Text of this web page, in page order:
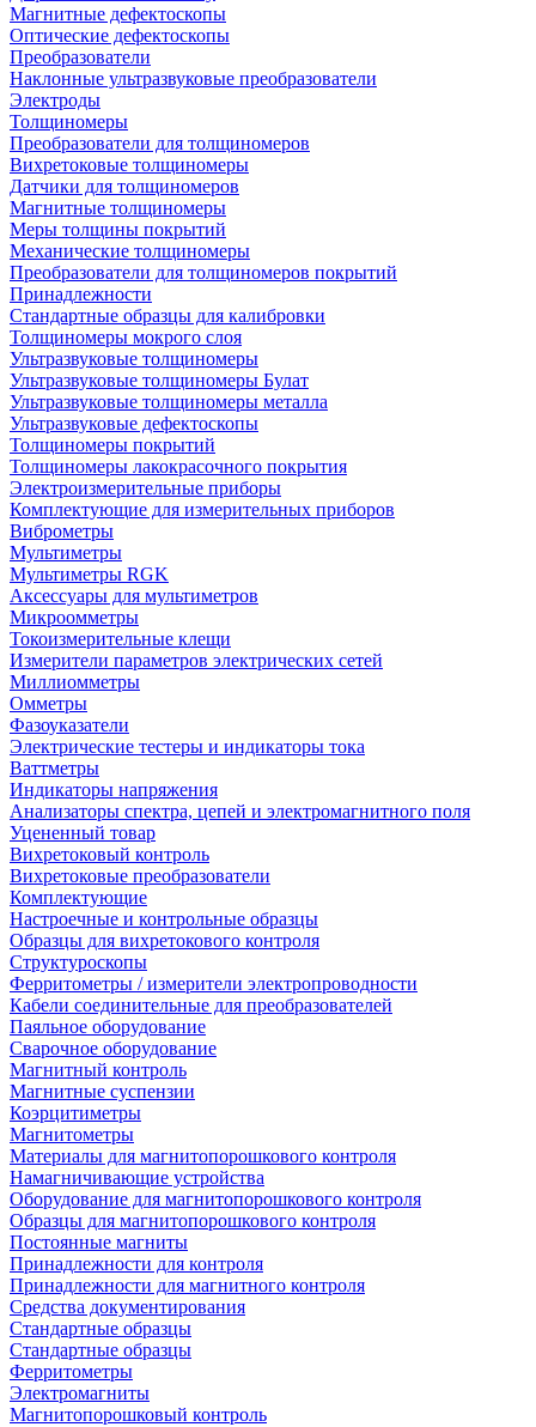
Магнитные дефектоскопы
Оптические дефектоскопы
Преобразователи
Наклонные ультразвуковые преобразователи
Электроды
Толщиномеры
Преобразователи для толщиномеров
Вихретоковые толщиномеры
Датчики для толщиномеров
Магнитные толщиномеры
Меры толщины покрытий
Механические толщиномеры
Преобразователи для толщиномеров покрытий
Принадлежности
Стандартные образцы для калибровки
Толщиномеры мокрого слоя
Ультразвуковые толщиномеры
Ультразвуковые толщиномеры Булат
Ультразвуковые толщиномеры металла
Ультразвуковые дефектоскопы
Толщиномеры покрытий
Толщиномеры лакокрасочного покрытия
Электроизмерительные приборы
Комплектующие для измерительных приборов
Виброметры
Мультиметры
Мультиметры RGK
Аксессуары для мультиметров
Микроомметры
Токоизмерительные клещи
Измерители параметров электрических сетей
Миллиомметры
Омметры
Фазоуказатели
Электрические тестеры и индикаторы тока
Ваттметры
Индикаторы напряжения
Анализаторы спектра, цепей и электромагнитного поля
Уцененный товар
Вихретоковый контроль
Вихретоковые преобразователи
Комплектующие
Настроечные и контрольные образцы
Образцы для вихретокового контроля
Структуроскопы
Ферритометры / измерители электропроводности
Кабели соединительные для преобразователей
Паяльное оборудование
Сварочное оборудование
Магнитный контроль
Магнитные суспензии
Коэрцитиметры
Магнитометры
Материалы для магнитопорошкового контроля
Намагничивающие устройства
Оборудование для магнитопорошкового контроля
Образцы для магнитопорошкового контроля
Постоянные магниты
Принадлежности для контроля
Принадлежности для магнитного контроля
Средства документирования
Стандартные образцы
Стандартные образцы
Ферритометры
Электромагниты
Магнитопорошковый контроль